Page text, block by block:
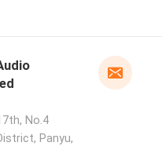
No.4
Panyu,